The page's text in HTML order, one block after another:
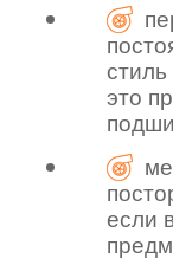
это
если